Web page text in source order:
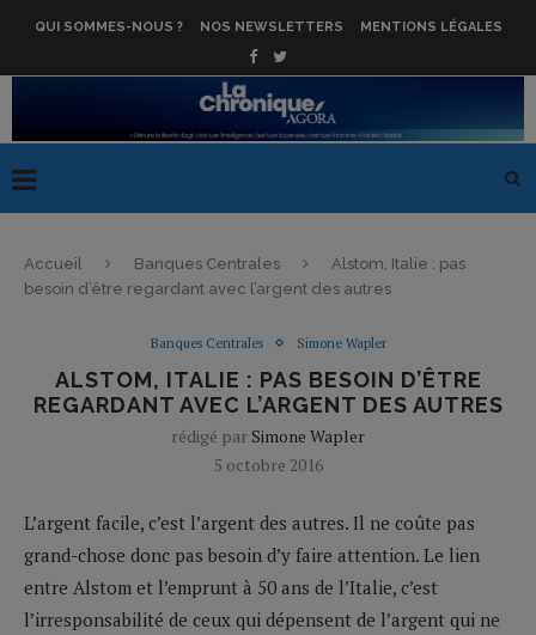
QUI SOMMES-NOUS ? NOS NEWSLETTERS MENTIONS LÉGALES
Accueil Banques Centrales
Alstom, Italie : pas
besoin d’être regardant avec l’argent des autres
Banques Centrales Simone Wapler
ALSTOM, ITALIE : PAS BESOIN D’ÊTRE
REGARDANT AVEC L’ARGENT DES AUTRES
rédigé par Simone Wapler
5 octobre 2016
L’argent facile, c’est l’argent des autres. Il ne coûte pas
grand-chose donc pas besoin d’y faire attention. Le lien
entre Alstom et l’emprunt à 50 ans de l’Italie, c’est
l’irresponsabilité de ceux qui dépensent de l’argent qui ne